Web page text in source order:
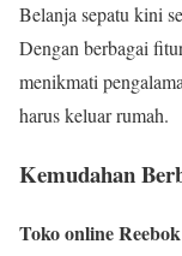
Belanja sepatu kini
Dengan berbagai
menikmati
harus keluar rumah.
Kemudahan
Toko online Reebok